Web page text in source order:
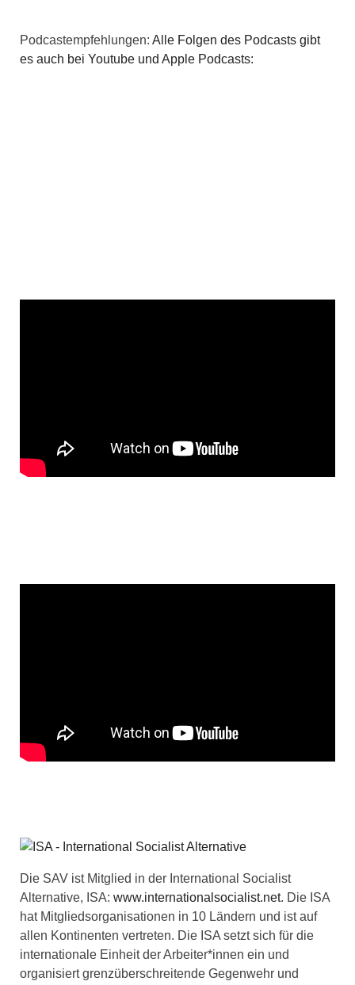
i
Podcastempfehlungen: Alle Folgen des Podcasts gibt
es auch bei Youtube und Apple Podcasts:
Die SAV ist Mitglied in der International Socialist
Alternative, ISA: www.internationalsocialist.net. Die ISA
hat Mitgliedsorganisationen in 10 Ländern und ist auf
allen Kontinenten vertreten. Die ISA setzt sich für die
internationale Einheit der Arbeiter*innen ein und
organisiert grenzüberschreitende Gegenwehr und